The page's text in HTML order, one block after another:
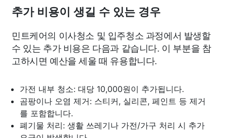
추가 비용이 생길 수 있는 경우
민트케어의 이사청소 및 입주청소 과정에서 발생할
수 있는 추가 비용은 다음과 같습니다. 이 부분을 참
고하시면 예산을 세울 때 유용합니다.
가전 내부 청소: 대당 10,000원이 추가됩니다.
곰팡이나 오염 제거: 스티커, 실리콘, 페인트 등 제거
를 포함합니다.
폐기물 처리: 생활 쓰레기나 가전/가구 처리 시 추가